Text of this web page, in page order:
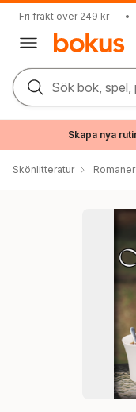
Fri frakt över 249 kr •
Sök bok, spel,
Skapa nya
Skönlitteratur Romaner